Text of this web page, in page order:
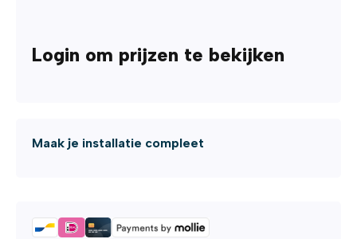
Login om prijzen te bekijken
Maak je installatie compleet